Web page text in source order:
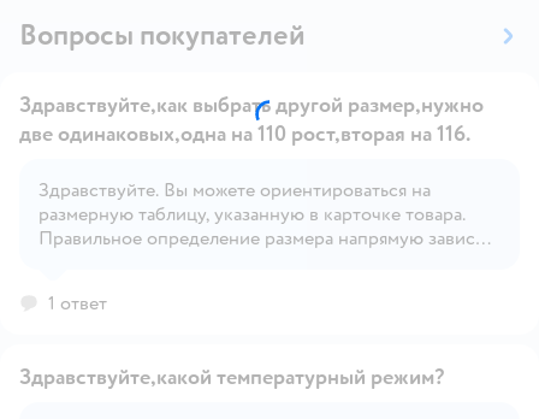
Вопросы покупателей
Открыть вопрос
Здравствуйте,как выбрать другой размер,нужно
две одинаковых,одна на 110 рост,вторая на 116.
Здравствуйте. Вы можете ориентироваться на
размерную таблицу, указанную в карточке товара.
Правильное определение размера напрямую зависит
1 ответ
Здравствуйте,какой температурный режим?